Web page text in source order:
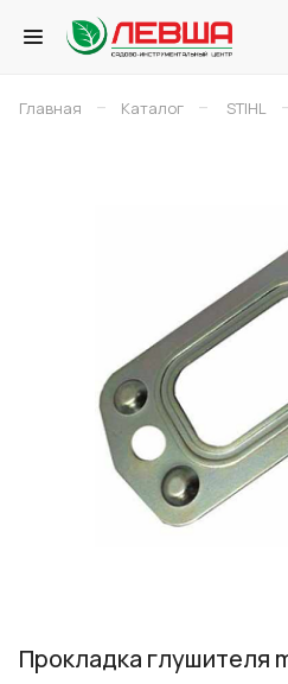
Главная – Каталог – STIHL
Прокладка глушителя